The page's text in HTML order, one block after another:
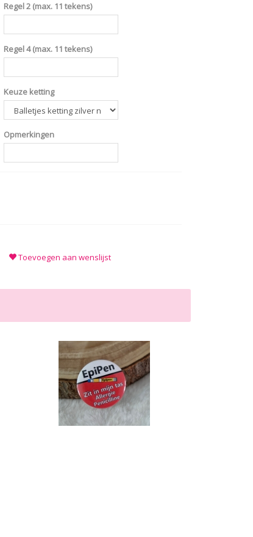
Regel 2 (max. 11 tekens)
Regel 4 (max. 11 tekens)
Keuze ketting
Opmerkingen
Toevoegen aan wenslijst